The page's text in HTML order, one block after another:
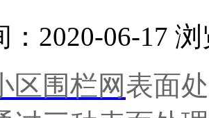
：2020-06-17 浏
区围栏网表面